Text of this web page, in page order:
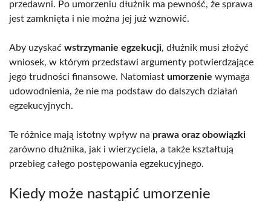
przedawni. Po umorzeniu dłużnik ma pewność, że sprawa
jest zamknięta i nie można jej już wznowić.
Aby uzyskać wstrzymanie egzekucji, dłużnik musi złożyć
wniosek, w którym przedstawi argumenty potwierdzające
jego trudności finansowe. Natomiast umorzenie wymaga
udowodnienia, że nie ma podstaw do dalszych działań
egzekucyjnych.
Te różnice mają istotny wpływ na prawa oraz obowiązki
zarówno dłużnika, jak i wierzyciela, a także kształtują
przebieg całego postępowania egzekucyjnego.
Kiedy może nastąpić umorzenie